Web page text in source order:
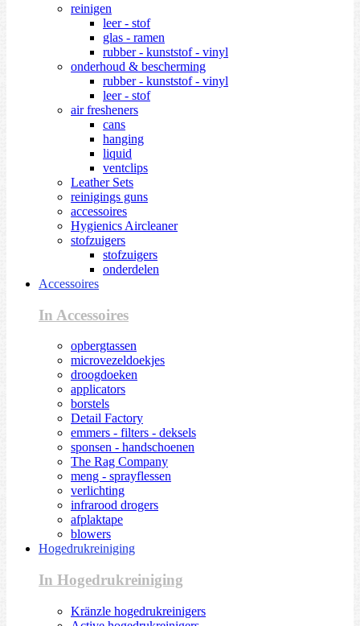
reinigen
leer - stof
glas - ramen
rubber - kunststof - vinyl
onderhoud & bescherming
rubber - kunststof - vinyl
leer - stof
air fresheners
cans
hanging
liquid
ventclips
Leather Sets
reinigings guns
accessoires
Hygienics Aircleaner
stofzuigers
stofzuigers
onderdelen
Accessoires
In Accessoires
opbergtassen
microvezeldoekjes
droogdoeken
applicators
borstels
Detail Factory
emmers - filters - deksels
sponsen - handschoenen
The Rag Company
meng - sprayflessen
verlichting
infrarood drogers
afplaktape
blowers
Hogedrukreiniging
In Hogedrukreiniging
Kränzle hogedrukreinigers